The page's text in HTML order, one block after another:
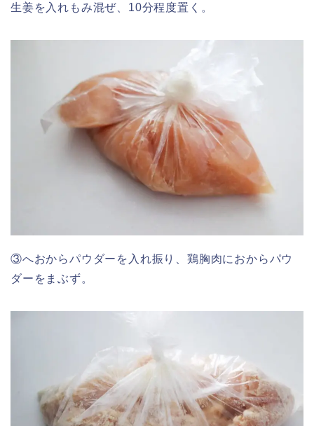
生姜を入れもみ混ぜ、10分程度置く。
③へおからパウダーを入れ振り、鶏胸肉におからパウ
ダーをまぶず。